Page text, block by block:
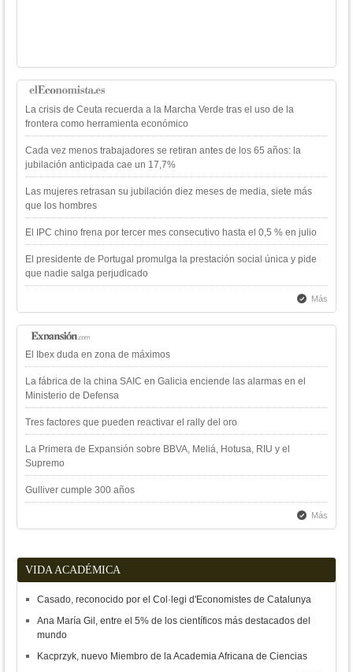
La crisis de Ceuta recuerda a la Marcha Verde tras el uso de la
frontera como herramienta económico
Cada vez menos trabajadores se retiran antes de los 65 años: la
jubilación anticipada cae un 17,7%
Las mujeres retrasan su jubilación diez meses de media, siete más
que los hombres
El IPC chino frena por tercer mes consecutivo hasta el 0,5 % en julio
El presidente de Portugal promulga la prestación social única y pide
que nadie salga perjudicado
Más
El Ibex duda en zona de máximos
La fábrica de la china SAIC en Galicia enciende las alarmas en el
Ministerio de Defensa
Tres factores que pueden reactivar el rally del oro
La Primera de Expansión sobre BBVA, Meliá, Hotusa, RIU y el
Supremo
Gulliver cumple 300 años
Más
VIDA ACADÉMICA
Casado, reconocido por el Col·legi d'Economistes de Catalunya
Ana María Gil, entre el 5% de los científicos más destacados del
mundo
Kacprzyk, nuevo Miembro de la Academia Africana de Ciencias